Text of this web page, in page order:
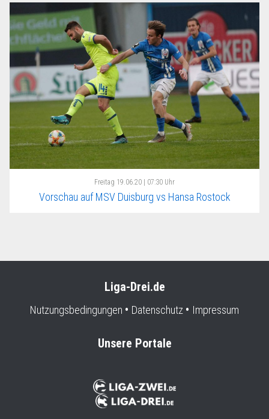
Freitag 19.06.20 | 07:30 Uhr
Vorschau auf MSV Duisburg vs Hansa Rostock
Liga-Drei.de
Nutzungsbedingungen Datenschutz Impressum
Unsere Portale